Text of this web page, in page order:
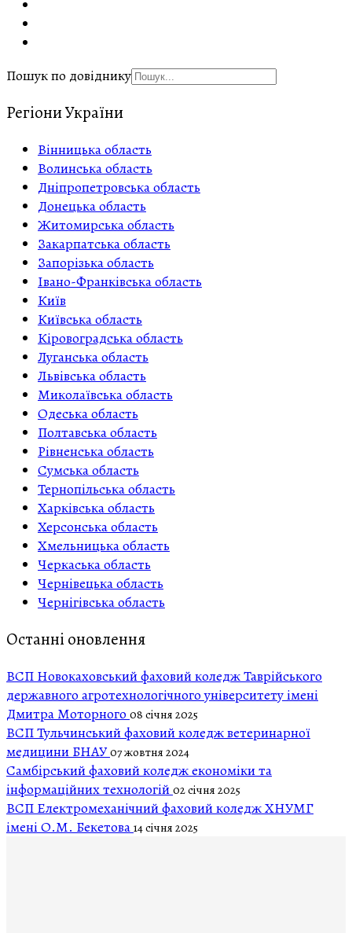
Пошук по довіднику
Регіони України
Вінницька область
Волинська область
Дніпропетровська область
Донецька область
Житомирська область
Закарпатська область
Запорізька область
Івано-Франківська область
Київ
Київська область
Кіровоградська область
Луганська область
Львівська область
Миколаївська область
Одеська область
Полтавська область
Рівненська область
Сумська область
Тернопільська область
Харківська область
Херсонська область
Хмельницька область
Черкаська область
Чернівецька область
Чернігівська область
Останні оновлення
ВСП Новокаховський фаховий коледж Таврійського
державного агротехнологічного університету імені
Дмитра Моторного 08 січня 2025
ВСП Тульчинський фаховий коледж ветеринарної
медицини БНАУ07 жовтня 2024
Самбірський фаховий коледж економіки та
інформаційних технологій 02 січня 2025
ВСП Електромеханічний фаховий коледж ХНУМГ
імені О.М. Бекетова 14 січня 2025